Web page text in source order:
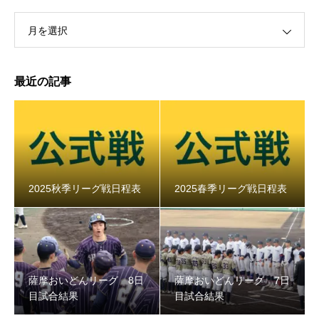
月を選択
最近の記事
2025秋季リーグ戦日程表 2025春季リーグ戦日程表
薩摩おいどんリーグ 8日
目試合結果
薩摩おいどんリーグ 7日
目試合結果